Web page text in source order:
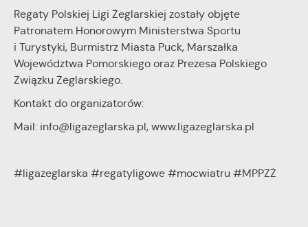
Regaty Polskiej Ligi Żeglarskiej zostały objęte
Patronatem Honorowym Ministerstwa Sportu
i Turystyki, Burmistrz Miasta Puck, Marszałka
Województwa Pomorskiego oraz Prezesa Polskiego
Związku Żeglarskiego.
Kontakt do organizatorów:
Mail: info@ligazeglarska.pl, www.ligazeglarska.pl
#ligazeglarska #regatyligowe #mocwiatru #MPPZŻ